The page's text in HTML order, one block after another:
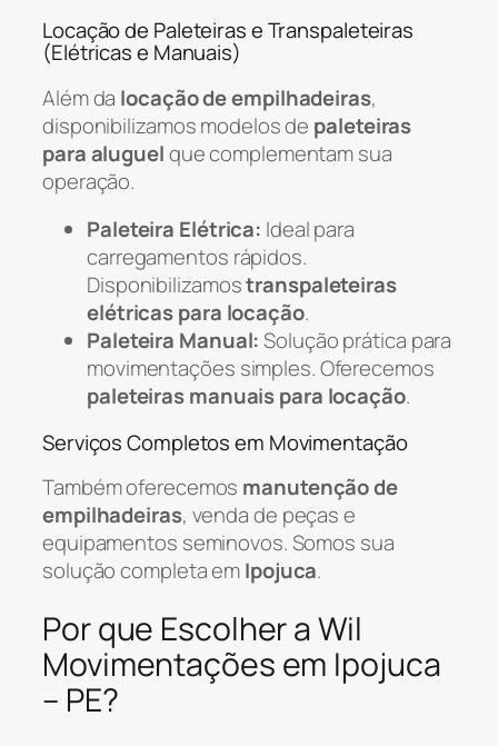
Locação de Paleteiras e Transpaleteiras
(Elétricas e Manuais)
Além da locação de empilhadeiras,
disponibilizamos modelos de paleteiras
para aluguelque complementam sua
operação.
Paleteira Elétrica: Ideal para
carregamentos rápidos.
Disponibilizamostranspaleteiras
elétricas para locação.
Paleteira Manual:Solução prática para
movimentações simples. Oferecemos
paleteiras manuais para locação.
Serviços Completos em Movimentação
Também oferecemos manutenção de
empilhadeiras, venda de peças e
equipamentos seminovos. Somos sua
solução completa emIpojuca.
Por que Escolher a Wil
Movimentações em Ipojuca
– PE?